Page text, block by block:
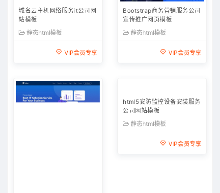
域名云主机网络服务it公司网
站模板
静态html模板
VIP会员专享
Bootstrap商务营销服务公司
宣传推广网页模板
静态html模板
VIP会员专享